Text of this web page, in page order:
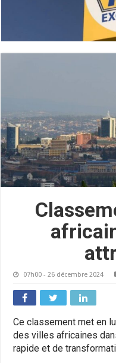
07h00 - 26 décembre 2024
Ce classement met en
des villes africaines
rapide et de